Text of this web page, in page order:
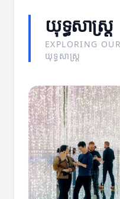
យុទ្ធសាស្ត្រ
EXPLORING
យុទ្ធសាស្ត្រ